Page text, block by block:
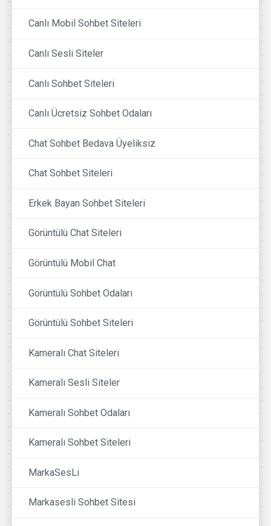
Canlı Mobil Sohbet Siteleri
Canlı Sesli Siteler
Canlı Sohbet Siteleri
Canlı Ücretsiz Sohbet Odaları
Chat Sohbet Bedava Üyeliksiz
Chat Sohbet Siteleri
Erkek Bayan Sohbet Siteleri
Görüntülü Chat Siteleri
Görüntülü Mobil Chat
Görüntülü Sohbet Odaları
Görüntülü Sohbet Siteleri
Kameralı Chat Siteleri
Kameralı Sesli Siteler
Kameralı Sohbet Odaları
Kameralı Sohbet Siteleri
MarkaSesLi
Markasesli Sohbet Sitesi